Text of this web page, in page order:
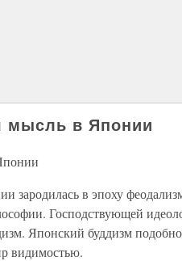
мысль в Японии
зародилась в эпоху
Господствующей
Японский буддизм
видимостью.